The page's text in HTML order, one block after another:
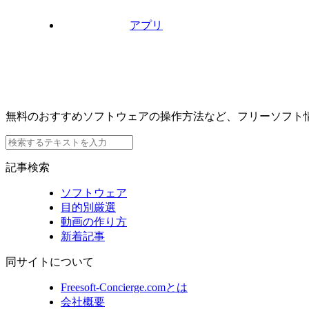
アプリ
無料のおすすめソフトウェアの操作方法など、フリーソフト
記事検索
ソフトウェア
目的別厳選
動画の作り方
新着記事
同サイトについて
Freesoft-Concierge.comとは
会社概要